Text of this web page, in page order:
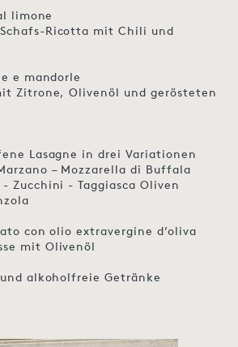
limone
Ricotta mit Chili und
e mandorle
Zitrone, Olivenöl und gerösteten
Lasagne in drei Variationen
– Mozzarella di Buffala
Zucchini - Taggiasca Oliven
con olio extravergine d’oliva
mit Olivenöl
alkoholfreie Getränke